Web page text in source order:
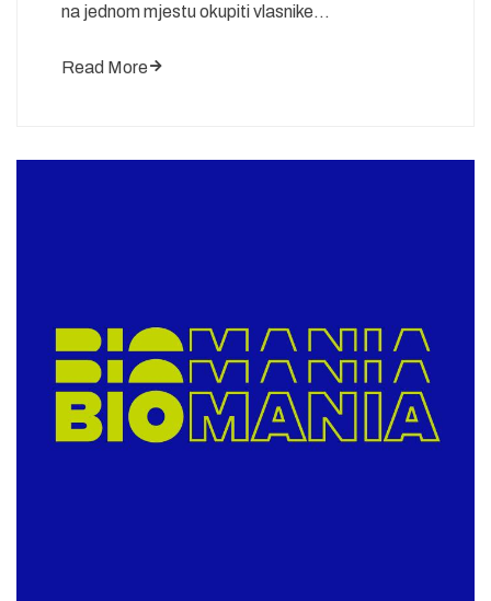
na jednom mjestu okupiti vlasnike…
Read More